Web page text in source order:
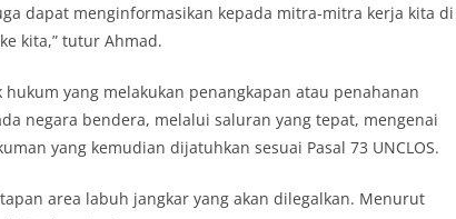
dapat menginformasikan kepada mitra-mitra kerja kita di
kita,” tutur Ahmad.
yang melakukan penangkapan atau penahanan
negara bendera, melalui saluran yang tepat, mengenai
yang kemudian dijatuhkan sesuai Pasal 73 UNCLOS.
area labuh jangkar yang akan dilegalkan. Menurut